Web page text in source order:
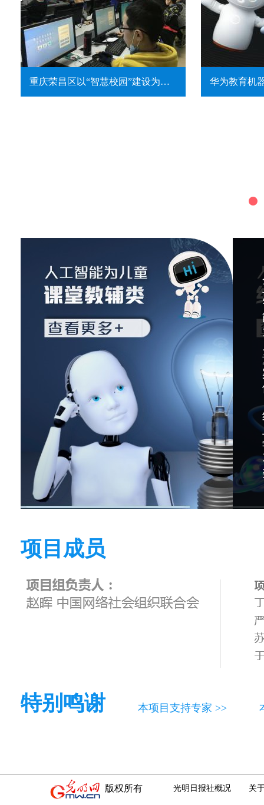
重庆荣昌区以“智慧校园”建设为代表的特色教育实践
项目成员
特别鸣谢 本项目支持专家 >>
版权所有 光明日报社概况 关